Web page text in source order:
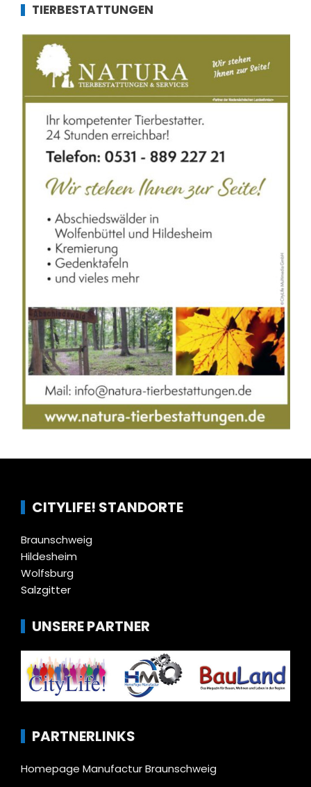
TIERBESTATTUNGEN
CITYLIFE! STANDORTE
Braunschweig
Hildesheim
Wolfsburg
Salzgitter
UNSERE PARTNER
PARTNERLINKS
Homepage Manufactur Braunschweig